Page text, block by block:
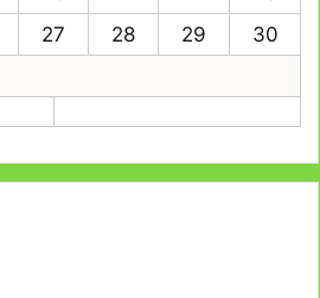
27 28 29
30